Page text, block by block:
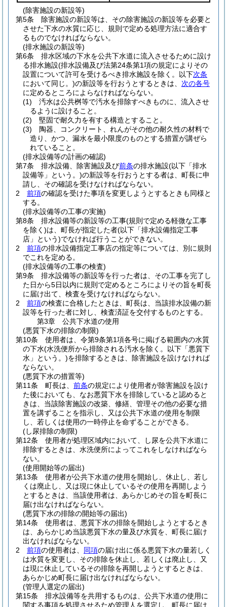
(除害施設の新設等)
第5条
除害施設の新設等は、その除害施設の新設等を必要と
させた下水の水質に応じ、規則で定める処理方法に適合す
るものでなければならない。
(排水施設の新設等)
第6条
排水区域の下水を公共下水道に流入させるために設け
る排水施設(排水設備及び法第24条第1項の規定によりその
設置について許可を受けるべき排水施設を除く。以下次条
において同じ。)の新設等を行おうとするときは、 次の各号
に定めるところによらなければならない。
(1)
汚水は公共桝等で汚水を排除すべきものに、流入させ
るように設けること。
(2)
堅固で耐久力を有する構造とすること。
(3)
陶器、コンクリート、れんがその他の耐久性の材料で
造り、かつ、漏水を最小限度のものとする措置が講ぜら
れていること。
(排水設備等の計画の確認)
第7条
排水設備、除害施設及び前条の排水施設(以下「排水
設備等」という。)の新設等を行おうとする者は、町長に申
請し、その確認を受けなければならない。
2
前項の確認を受けた事項を変更しようとするときも同様と
する。
(排水設備等の工事の実施)
第8条
排水設備等の新設等の工事(規則で定める軽微な工事
を除く)は、町長が指定した者(以下「排水設備指定工事
店」という)でなければ行うことができない。
2
前項の排水設備指定工事店の指定等については、別に規則
でこれを定める。
(排水設備等の工事の検査)
第9条
排水設備等の新設等を行った者は、その工事を完了し
た日から5日以内に規則で定めるところによりその旨を町長
に届け出て、検査を受けなければならない。
2
前項の検査に合格したときは、町長は、当該排水設備の新
設等を行った者に対し、検査済証を交付するものとする。
第3章
公共下水道の使用
(悪質下水の排除の制限)
第10条
使用者は、令第9条第1項各号に掲げる範囲内の水質
の下水(水洗便所から排除される汚水を除く。以下「悪質下
水」という。)を排除するときは、除害施設を設けなければ
ならない。
(悪質下水の措置等)
第11条
町長は、 前条の規定により使用者が除害施設を設け
た後においても、なお悪質下水を排除していると認めると
きは、当該除害施設の改築、修繕、管理その他の必要な措
置を講ずることを指示し、又は公共下水道の使用を制限
し、若しくは使用の一時停止を命ずることができる。
(し尿排除の制限)
第12条
使用者が処理区域内において、し尿を公共下水道に
排除するときは、水洗便所によってこれをしなければなら
ない。
(使用開始等の届出)
第13条
使用者が公共下水道の使用を開始し、休止し、若し
くは廃止し、又は現に休止しているその使用を再開しよう
とするときは、当該使用者は、あらかじめその旨を町長に
届け出なければならない。
(悪質下水の排除の開始等の届出)
第14条
使用者は、悪質下水の排除を開始しようとするとき
は、あらかじめ当該悪質下水の量及び水質を、町長に届け
出なければならない。
2
前項の使用者は、 同項の届け出に係る悪質下水の量若しく
は水質を変更し、その排除を休止し、若しくは廃止し、又
は現に休止しているその排除を再開しようとするときは、
あらかじめ町長に届け出なければならない。
(管理人選定の届出)
第15条
排水設備等を共用するものは、公共下水道の使用に
関する事項を処理させるため管理人を選定し、町長に届け